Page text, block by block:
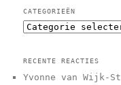
CATEGORIEËN
C
e
g
RECENTE REACTIES
Yvonne van Wijk-